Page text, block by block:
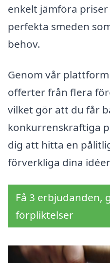
enkelt jämföra
perfekta smeden
behov.
Genom vår
offerter från flera
vilket gör att du får
konkurrenskraftiga
dig att hitta en
förverkliga dina
Få 3 erbjudanden,
förpliktelser